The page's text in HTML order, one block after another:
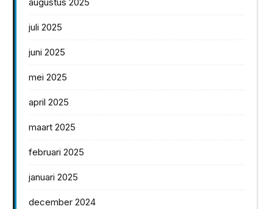
juli 2025
juni 2025
mei 2025
april 2025
maart 2025
februari 2025
januari 2025
december 2024